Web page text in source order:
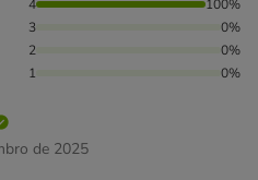
4
100%
3
0%
2
0%
1
0%
de 2025